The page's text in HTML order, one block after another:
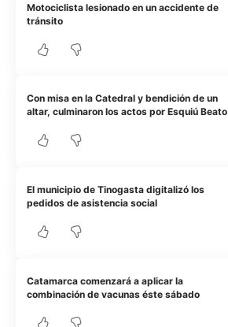
Motociclista lesionado en un accidente de
tránsito
Con misa en la Catedral y bendición de un
altar, culminaron los actos por Esquiú Beato
El municipio de Tinogasta digitalizó los
pedidos de asistencia social
Catamarca comenzará a aplicar la
combinación de vacunas éste sábado